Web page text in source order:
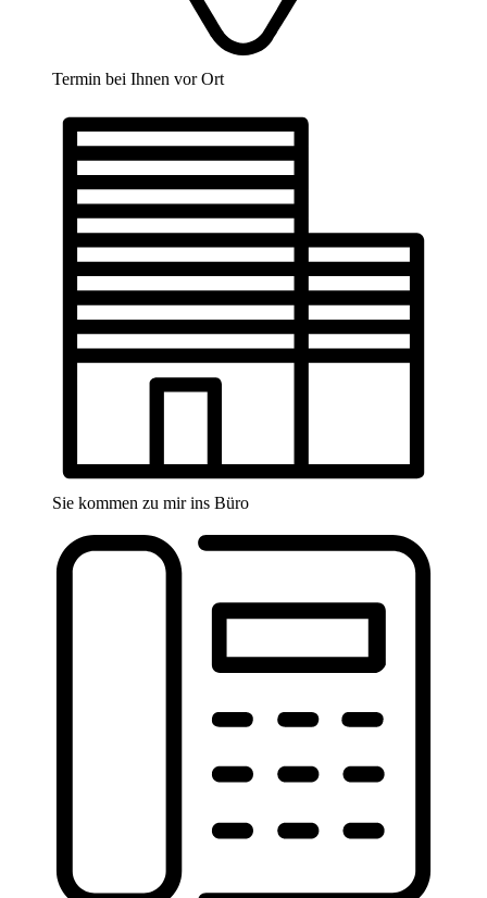
Termin bei Ihnen vor Ort
Sie kommen zu mir ins Büro